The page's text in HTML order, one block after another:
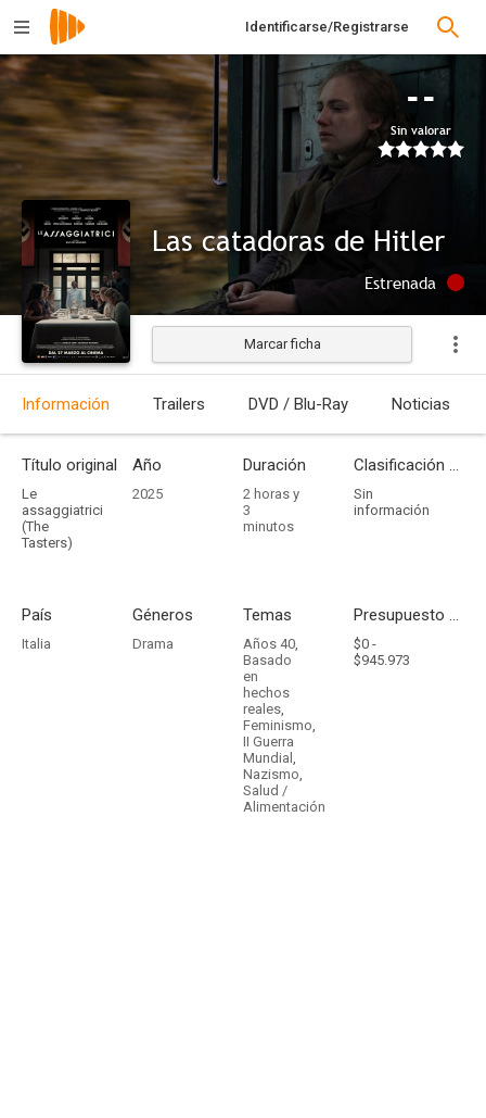
Identificarse/Registrarse
--
Sin valorar
Las catadoras de Hitler
Estrenada
Marcar ficha
Información Trailers DVD / Blu-Ray Noticias
Título original
Le
assaggiatrici
(The
Tasters)
Año
2025
Duración
2 horas y
3
minutos
Clasificación por edades
Sin
información
País
Italia
Géneros
Drama
Temas
Años 40,
Basado
en
hechos
reales,
Feminismo,
II Guerra
Mundial ,
Nazismo,
Salud /
Alimentación
Presupuesto - Ingresos
$0 -
$945.973